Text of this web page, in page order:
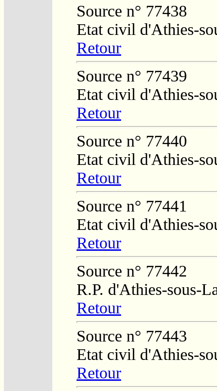
Source n° 77438
Etat civil d'Athies-
Retour
Source n° 77439
Etat civil d'Athies-
Retour
Source n° 77440
Etat civil d'Athies-
Retour
Source n° 77441
Etat civil d'Athies-
Retour
Source n° 77442
R.P. d'Athies-sous-
Retour
Source n° 77443
Etat civil d'Athies-
Retour